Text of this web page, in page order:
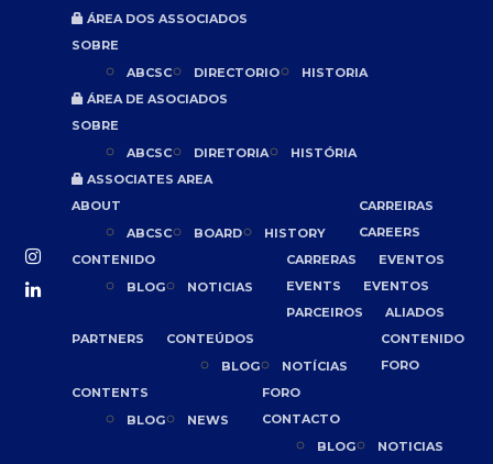
ÁREA DOS ASSOCIADOS
SOBRE
ABCSC
DIRECTORIO
HISTORIA
ÁREA DE ASOCIADOS
SOBRE
ABCSC
DIRETORIA
HISTÓRIA
ASSOCIATES AREA
ABOUT
ABCSC
BOARD HISTORY
CARREIRAS
CAREERS
CONTENIDO
BLOG
NOTICIAS
CARRERAS
EVENTOS
EVENTS
EVENTOS
PARCEIROS
ALIADOS
PARTNERS
CONTEÚDOS
BLOG
NOTÍCIAS
CONTENIDO
FORO
CONTENTS
BLOG
NEWS
FORO
CONTACTO
BLOG
NOTICIAS